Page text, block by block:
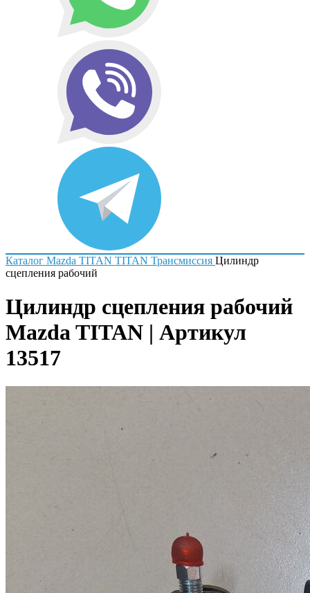
Каталог Mazda TITAN TITAN Трансмиссия Цилиндр
сцепления рабочий
Цилиндр сцепления рабочий
Mazda TITAN | Артикул
13517